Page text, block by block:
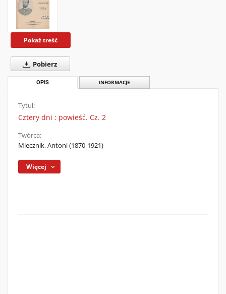
Pokaż treść
Pobierz
OPIS INFORMACJE
Tytuł:
Cztery dni : powieść. Cz. 2
Twórca:
Miecznik, Antoni (1870-1921)
Więcej